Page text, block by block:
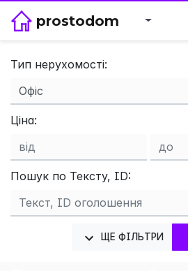
prostodom
Тип нерухомості:
Ціна:
Пошук по Тексту, ID:
ЩЕ ФІЛЬТРИ